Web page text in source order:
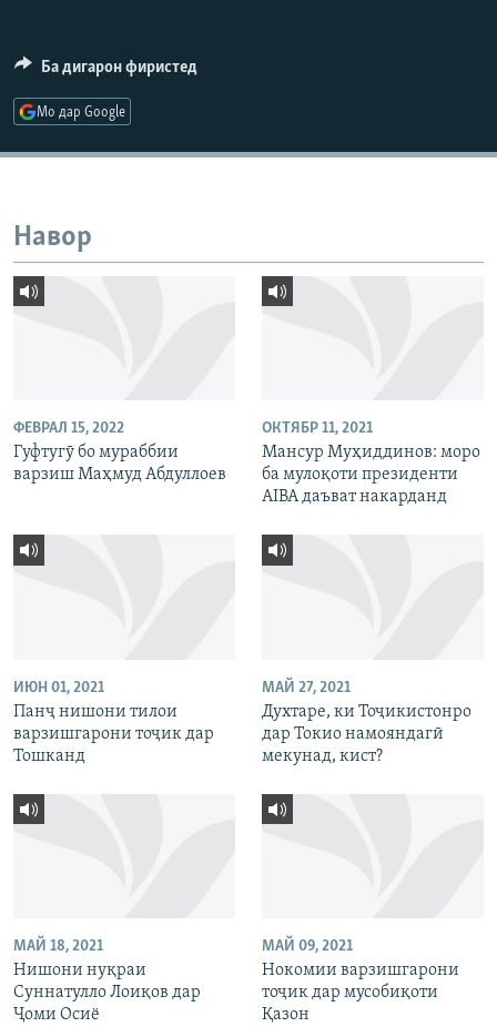
ПАЙГИРӢ КУНЕД
Ҳамаи сомонаҳои RFE/RL
Ба дигарон фиристед
Мо дар Google
Навор
ФЕВРАЛ 15, 2022
Гуфтугӯ бо мураббии
варзиш Маҳмуд Абдуллоев
ОКТЯБР 11, 2021
Мансур Муҳиддинов: моро
ба мулоқоти президенти
AIBA даъват накарданд
ИЮН 01, 2021
Панҷ нишони тилои
варзишгарони тоҷик дар
Тошканд
МАЙ 27, 2021
Духтаре, ки Тоҷикистонро
дар Токио намояндагӣ
мекунад, кист?
МАЙ 18, 2021
Нишони нуқраи
Суннатулло Лоиқов дар
Ҷоми Осиё
МАЙ 09, 2021
Нокомии варзишгарони
тоҷик дар мусобиқоти
Қазон